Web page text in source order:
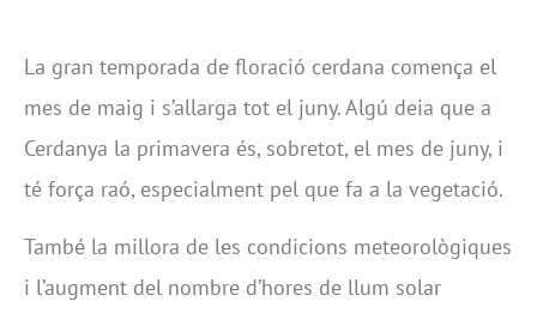
La gran temporada de floració cerdana comença el
mes de maig i s’allarga tot el juny. Algú deia que a
Cerdanya la primavera és, sobretot, el mes de juny, i
té força raó, especialment pel que fa a la vegetació.
També la millora de les condicions meteorològiques
i l’augment del nombre d’hores de llum solar